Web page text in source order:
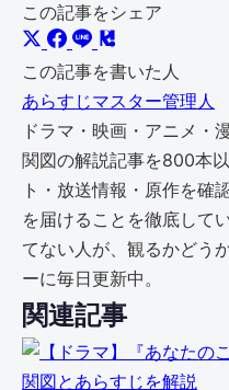
この記事をシェア
この記事を書いた人
あらすじマスター管理人
ドラマ・映画・アニメ・
関図の解説記事を800本
ト・放送情報・原作を確
を届けることを徹底して
てない人が、観るかどう
ーに毎日更新中。
関連記事